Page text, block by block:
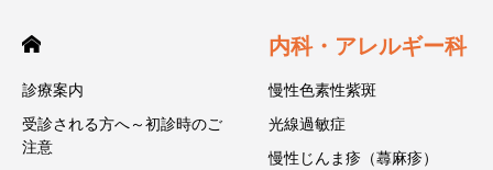
診療案内
受診される方へ～初診時のご
注意
内科・アレルギー科
慢性色素性紫斑
光線過敏症
慢性じんま疹（蕁麻疹）